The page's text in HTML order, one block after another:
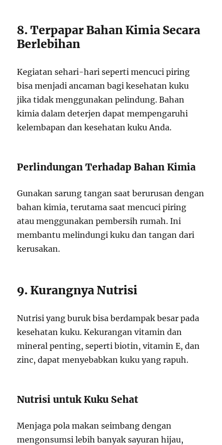
8. Terpapar Bahan Kimia Secara
Berlebihan
Kegiatan sehari-hari seperti mencuci piring
bisa menjadi ancaman bagi kesehatan kuku
jika tidak menggunakan pelindung. Bahan
kimia dalam deterjen dapat mempengaruhi
kelembapan dan kesehatan kuku Anda.
Perlindungan Terhadap Bahan Kimia
Gunakan sarung tangan saat berurusan dengan
bahan kimia, terutama saat mencuci piring
atau menggunakan pembersih rumah. Ini
membantu melindungi kuku dan tangan dari
kerusakan.
9. Kurangnya Nutrisi
Nutrisi yang buruk bisa berdampak besar pada
kesehatan kuku. Kekurangan vitamin dan
mineral penting, seperti biotin, vitamin E, dan
zinc, dapat menyebabkan kuku yang rapuh.
Nutrisi untuk Kuku Sehat
Menjaga pola makan seimbang dengan
mengonsumsi lebih banyak sayuran hijau,